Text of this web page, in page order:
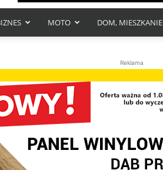
MOTO DOM, MIESZKANIE
Reklama